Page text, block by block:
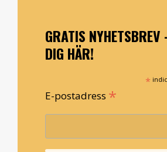
GRATIS
DIG HÄR!
*
E-postadress *